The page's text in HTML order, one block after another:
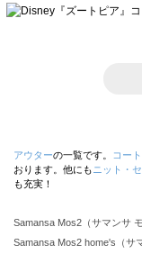
アウターの一覧です。 コート
おります。他にも ニット・
も充実！
Samansa Mos2（サマンサ
Samansa Mos2 home's（サ